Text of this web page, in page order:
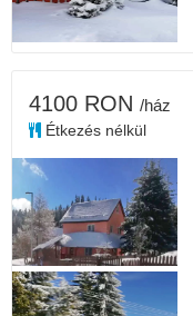
4100 RON /ház
Étkezés nélkül